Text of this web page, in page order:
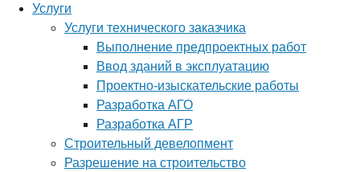
Услуги
Услуги технического заказчика
Выполнение предпроектных работ
Ввод зданий в эксплуатацию
Проектно-изыскательские работы
Разработка АГО
Разработка АГР
Строительный девелопмент
Разрешение на строительство